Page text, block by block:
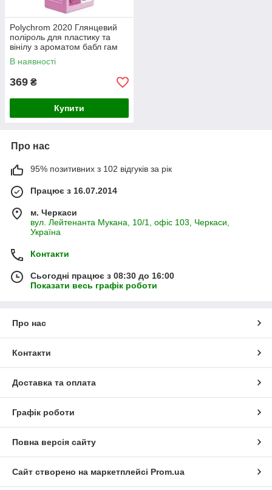
Polychrom 2020 Глянцевий
поліроль для пластику та
вінілу з ароматом бабл гам
"POLYROLE SHINE" 1 л
В наявності
369 ₴
Купити
Про нас
95% позитивних з 102 відгуків за рік
Працює з 16.07.2014
м. Черкаси
вул. Лейтенанта Мукана, 10/1, офіс 103, Черкаси,
Україна
Контакти
Сьогодні працює з 08:30 до 16:00
Показати весь графік роботи
Про нас
Контакти
Доставка та оплата
Графік роботи
Повна версія сайту
Сайт створено на маркетплейсі Prom.ua